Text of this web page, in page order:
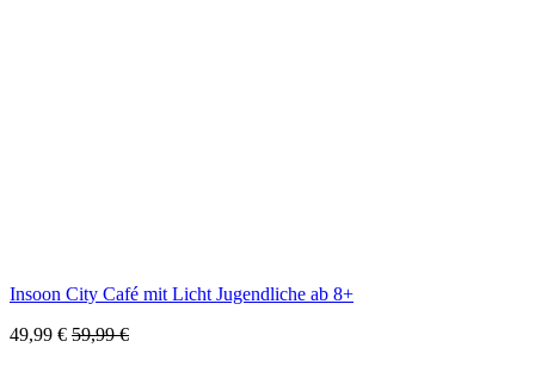
Insoon City Café mit Licht Jugendliche ab 8+
49,99 € 59,99 €